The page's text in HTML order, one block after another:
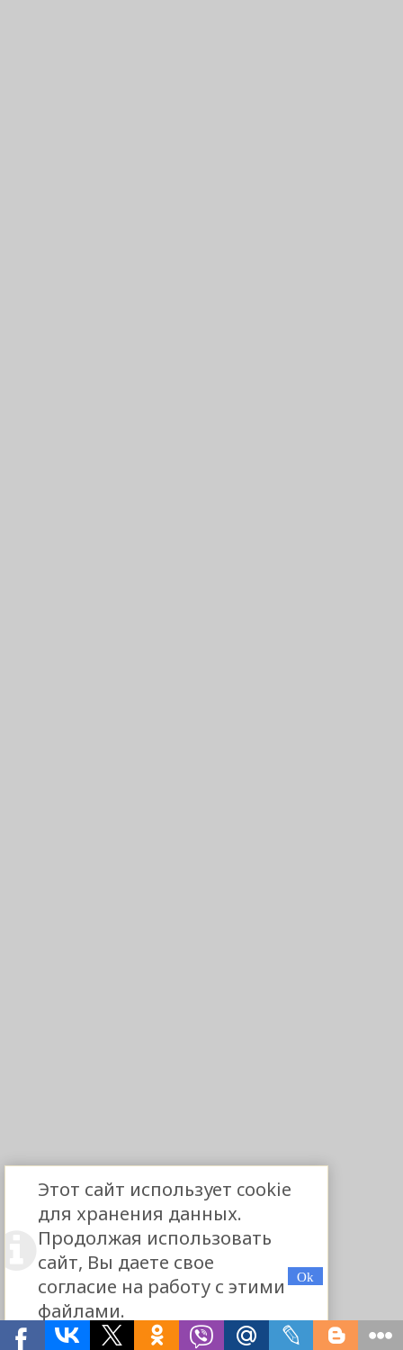
Этот сайт использует cookie
для хранения данных.
Продолжая использовать
сайт, Вы даете свое
согласие на работу с этими
файлами.